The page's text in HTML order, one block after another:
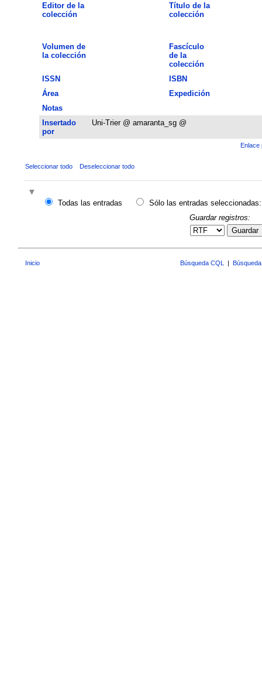
Editor de la
colección
Título de la
colección
Volumen de
la colección
Fascículo
de la
colección
ISSN
ISBN
Área
Expedición
Notas
Insertado
por
Uni-Trier @ amaranta_sg @
Enlace
Seleccionar todo Deseleccionar todo
Todas las entradas
Sólo las entradas seleccionadas:
Guardar registros:
Guardar
Inicio Búsqueda CQL